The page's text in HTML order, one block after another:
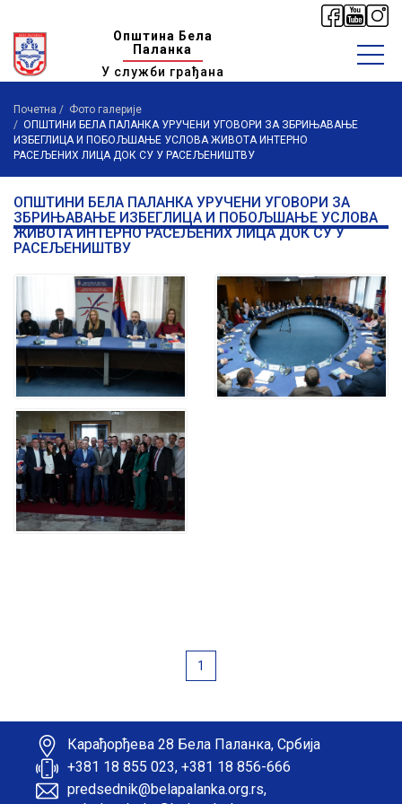
Општина Бела
Паланка
У служби грађана
Почетна
Фото галерије
ОПШТИНИ БЕЛА ПАЛАНКА УРУЧЕНИ УГОВОРИ ЗА ЗБРИЊАВАЊЕ
ИЗБЕГЛИЦА И ПОБОЉШАЊЕ УСЛОВА ЖИВОТА ИНТЕРНО
РАСЕЉЕНИХ ЛИЦА ДОК СУ У РАСЕЉЕНИШТВУ
ОПШТИНИ БЕЛА ПАЛАНКА УРУЧЕНИ УГОВОРИ ЗА
ЗБРИЊАВАЊЕ ИЗБЕГЛИЦА И ПОБОЉШАЊЕ УСЛОВА
ЖИВОТА ИНТЕРНО РАСЕЉЕНИХ ЛИЦА ДОК СУ У
РАСЕЉЕНИШТВУ
1
Карађорђева 28 Бела Паланка, Србија
+381 18 855 023, +381 18 856-666
predsednik@belapalanka.org.rs,